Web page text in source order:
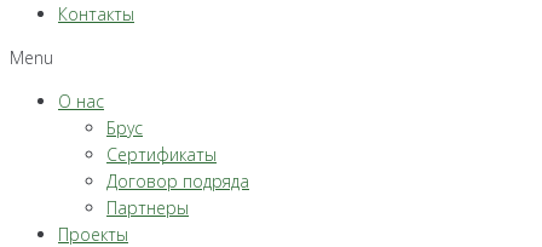
Контакты
Menu
О нас
Брус
Сертификаты
Договор подряда
Партнеры
Проекты